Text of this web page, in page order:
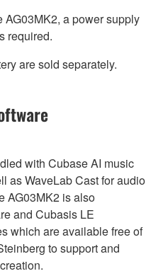
AG03MK2, a power supply
required.
are sold separately.
with Cubase AI music
as WaveLab Cast for audio
AG03MK2 is also
and Cubasis LE
which are available free of
to support and